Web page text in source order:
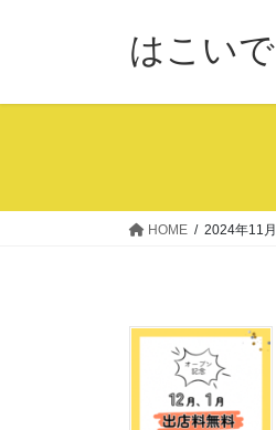
はこいで
HOME 2024年11月